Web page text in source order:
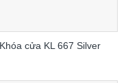
Khóa cửa KL 667 Silver